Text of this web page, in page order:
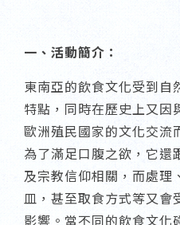
一、活動簡介：
東南亞的飲食文化受到自
特點，同時在歷史上又因
歐洲殖民國家的文化交流
為了滿足口腹之欲，它還
及宗教信仰相關，而處理
皿，甚至取食方式等又會